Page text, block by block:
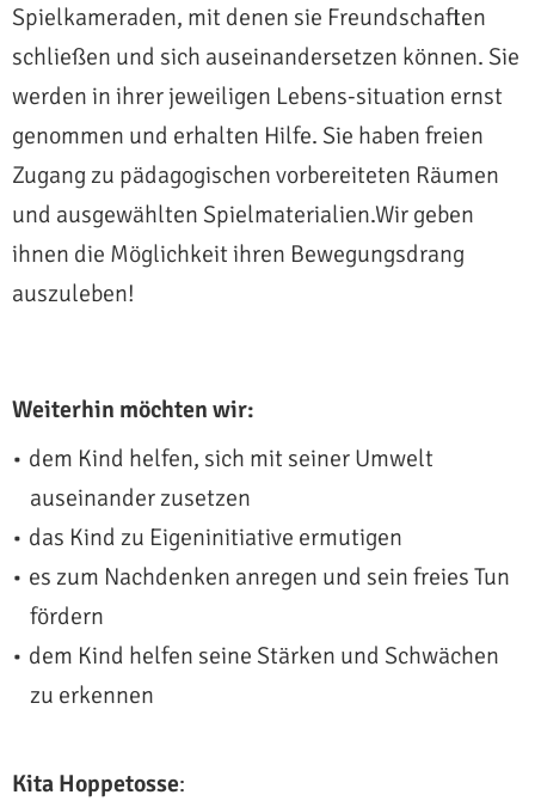
Spielkameraden, mit denen sie Freundschaften
schließen und sich auseinandersetzen können. Sie
werden in ihrer jeweiligen Lebens-situation ernst
genommen und erhalten Hilfe. Sie haben freien
Zugang zu pädagogischen vorbereiteten Räumen
und ausgewählten Spielmaterialien.Wir geben
ihnen die Möglichkeit ihren Bewegungsdrang
auszuleben!
Weiterhin möchten wir:
dem Kind helfen, sich mit seiner Umwelt
auseinander zusetzen
das Kind zu Eigeninitiative ermutigen
es zum Nachdenken anregen und sein freies Tun
fördern
dem Kind helfen seine Stärken und Schwächen
zu erkennen
Kita Hoppetosse: